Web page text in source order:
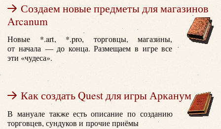
Создаем новые предметы для магазинов
Arcanum
Новые *.art, *.pro, торговцы, магазины,
от начала — до конца. Размещаем в игре все
эти «чудеса».
Как создать Quest для игры Арканум
В мануале также есть описание по созданию
торговцев, сундуков и прочие приёмы